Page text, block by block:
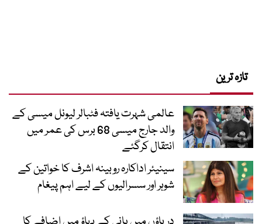
تازہ ترین
عالمی شہرت یافتہ فٹبالر لیونل میسی کے
والد جارج میسی 68 برس کی عمر میں
انتقال کرگئے
سینیئر اداکارہ روبینہ اشرف کا خواتین کے
شوہر اور سسرالیوں کے لیے اہم پیغام